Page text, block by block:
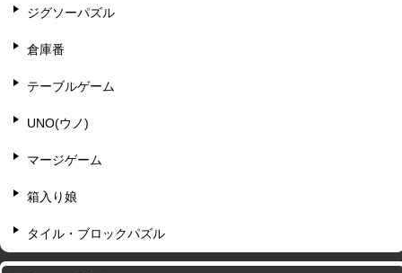
ジグソーパズル
倉庫番
テーブルゲーム
UNO(ウノ)
マージゲーム
箱入り娘
タイル・ブロックパズル